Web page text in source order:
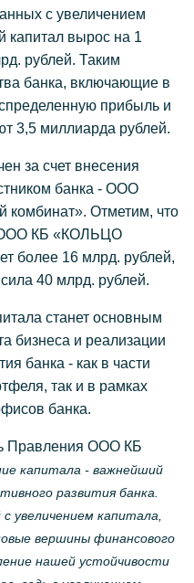
с увеличением
капитал вырос на 1
рублей. Таким
банка, включающие в
прибыль и
3,5 миллиарда рублей.
за счет внесения
банка - ООО
комбинат». Отметим, что
ООО КБ «КОЛЬЦО
более 16 млрд. рублей,
40 млрд. рублей.
станет основным
бизнеса и реализации
банка - как в части
так и в рамках
банка.
Правления ООО КБ
капитала - важнейший
развития банка.
увеличением капитала,
вершины финансового
нашей устойчивости